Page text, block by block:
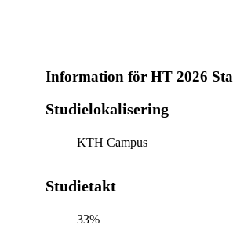
Information för HT 2026
Studielokalisering
KTH Campus
Studietakt
33%